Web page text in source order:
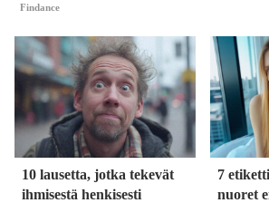
Findance
10 lausetta, jotka tekevät
ihmisestä henkisesti
7
nuoret